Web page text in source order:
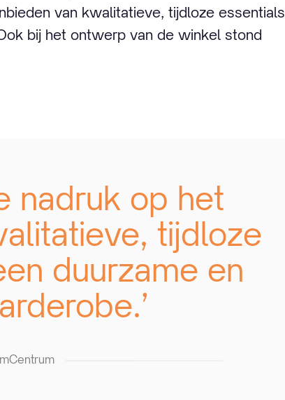
van kwalitatieve, tijdloze essentials
bij het ontwerp van de winkel stond
nadruk op het
tijdloze
duurzame en